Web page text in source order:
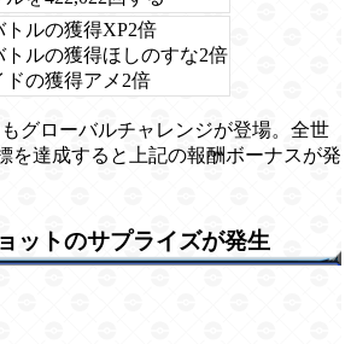
トルの獲得XP2倍
トルの獲得ほしのすな2倍
ドの獲得アメ2倍
グローバルチャレンジが登場。全世
を達成すると上記の報酬ボーナスが発
ットのサプライズが発生